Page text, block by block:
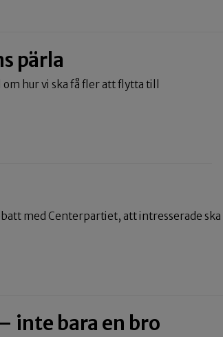
pärla
hur vi ska få fler att flytta till
med Centerpartiet, att intresserade ska
inte bara en bro